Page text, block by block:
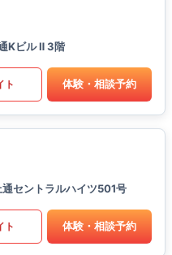
Kビル Ⅱ 3階
ト 体験・相談予約
セントラルハイツ501号
ト 体験・相談予約